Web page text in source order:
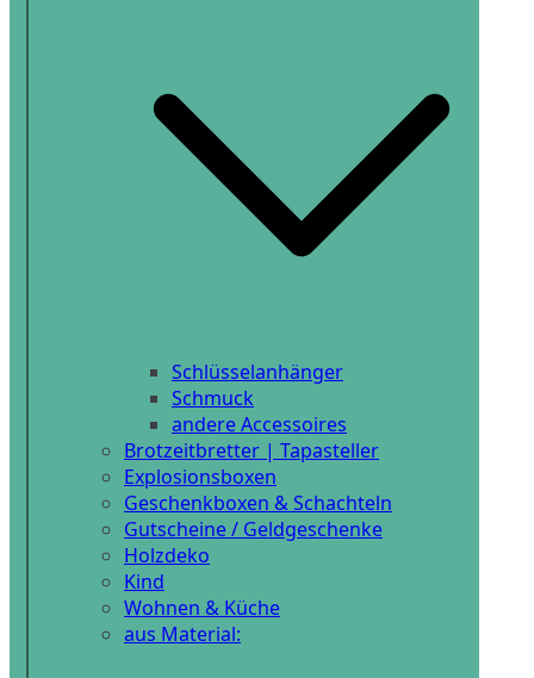
Schlüsselanhänger
Schmuck
andere Accessoires
Brotzeitbretter | Tapasteller
Explosionsboxen
Geschenkboxen & Schachteln
Gutscheine / Geldgeschenke
Holzdeko
Kind
Wohnen & Küche
aus Material: